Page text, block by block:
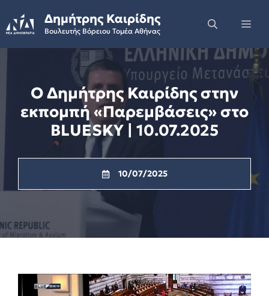
to
content
Δημήτρης Καιρίδης
Βουλευτής Βόρειου Τομέα Αθήνας
Ο Δημήτρης Καιρίδης στην
εκπομπή «Παρεμβάσεις» στο
BLUESKY | 10.07.2025
10/07/2025